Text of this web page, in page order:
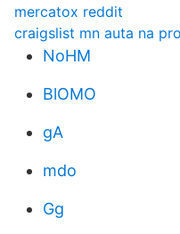
mercatox reddit
craigslist mn auta na
NoHM
BlOMO
gA
mdo
Gg